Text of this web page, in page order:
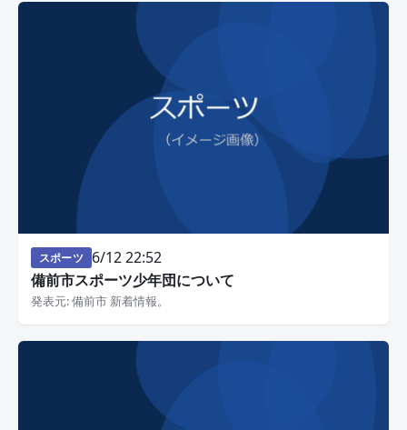
スポーツ
6/12 22:52
備前市スポーツ少年団について
発表元: 備前市 新着情報。